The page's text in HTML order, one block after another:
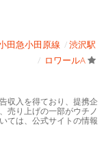
田急小田原線
渋沢駅
ロワールA
収入を得ており、提携企
売り上げの一部がウチノ
ては、公式サイトの情報